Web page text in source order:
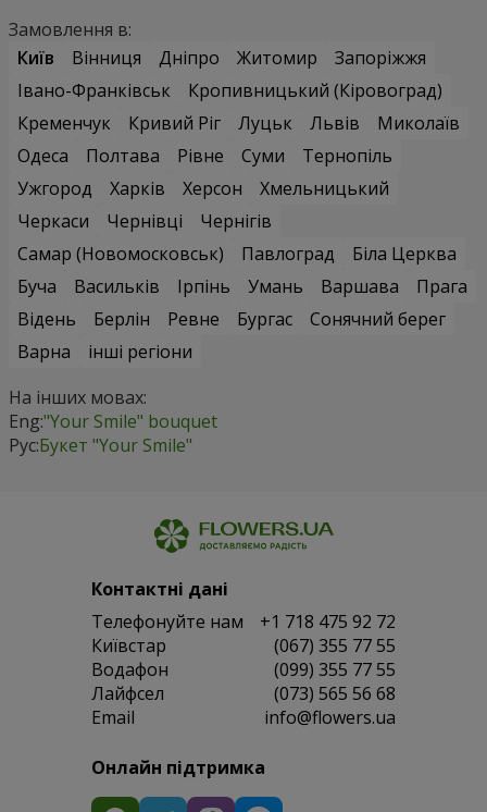
Замовлення в:
Київ
Вінниця Дніпро Житомир
Запоріжжя
Івано-Франківськ
Кропивницький (Кіровоград)
Кременчук
Кривий Ріг Луцьк Львів
Миколаїв
Одеса
Полтава Рівне Суми
Тернопіль
Ужгород
Харків Херсон
Хмельницький
Черкаси
Чернівці
Чернігів
Самар (Новомосковськ)
Павлоград
Біла Церква
Буча
Васильків Ірпінь Умань Варшава
Прага
Відень
Берлін Ревне Бургас
Сонячний берег
Варна
інші регіони
На інших мовах:
Eng:"Your Smile" bouquet
Рус:Букет "Your Smile"
Контактні дані
Телефонуйте нам
+1 718 475 92 72
Київстар
(067) 355 77 55
Водафон
(099) 355 77 55
Лайфсел
(073) 565 56 68
Email
info@flowers.ua
Онлайн підтримка